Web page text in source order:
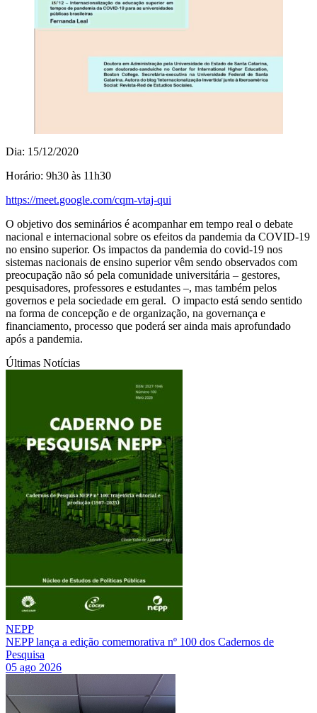
Dia: 15/12/2020
Horário: 9h30 às 11h30
https://meet.google.com/cqm-vtaj-qui
O objetivo dos seminários é acompanhar em tempo real o debate
nacional e internacional sobre os efeitos da pandemia da COVID-19
no ensino superior. Os impactos da pandemia do covid-19 nos
sistemas nacionais de ensino superior vêm sendo observados com
preocupação não só pela comunidade universitária – gestores,
pesquisadores, professores e estudantes –, mas também pelos
governos e pela sociedade em geral. O impacto está sendo sentido
na forma de concepção e de organização, na governança e
financiamento, processo que poderá ser ainda mais aprofundado
após a pandemia.
Últimas Notícias
NEPP
NEPP lança a edição comemorativa nº 100 dos Cadernos de
Pesquisa
05 ago 2026